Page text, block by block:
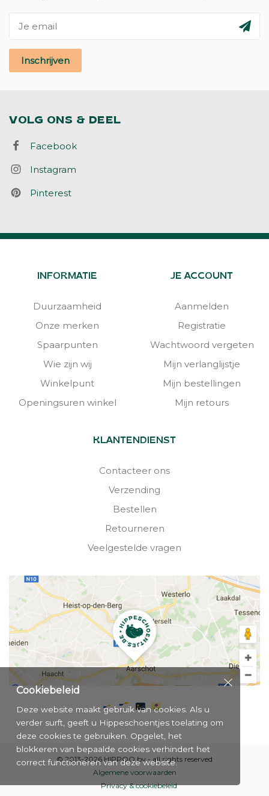
Inschrijven
VOLG ONS & DEEL
Facebook
Instagram
Pinterest
INFORMATIE
Duurzaamheid
Onze merken
Spaarpunten
Wie zijn wij
Winkelpunt
Openingsuren winkel
JE ACCOUNT
Aanmelden
Registratie
Wachtwoord vergeten
Mijn verlanglijstje
Mijn bestellingen
Mijn retours
KLANTENDIENST
Contacteer ons
Verzending
Bestellen
Retourneren
Veelgestelde vragen
© 2013-2026 HIPPOO bv - all rights reserved
Algemene voorwaarden
Privacy & cookiebeleid
Cookiebeleid
Deze website maakt gebruik van cookies. Als u
verder surft, geeft u Hippeschoentjes toelating om
deze cookies te gebruiken. Opgelet, het
blokkeren van bepaalde cookies verhindert het
correct functioneren van deze website.